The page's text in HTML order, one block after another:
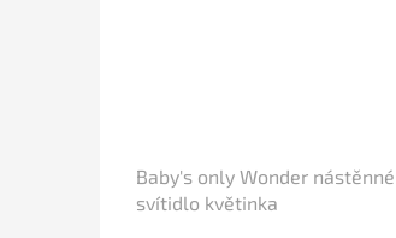
Baby's only Wonder nástěnné
svítidlo květinka